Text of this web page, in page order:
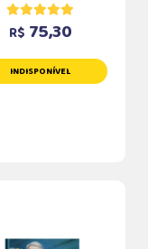
R$ 75,30
INDISPONÍVEL